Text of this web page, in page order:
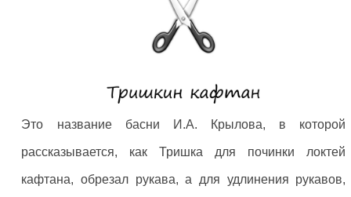
Это название басни И.А. Крылова, в которой
рассказывается, как Тришка для починки локтей
кафтана, обрезал рукава, а для удлинения рукавов,